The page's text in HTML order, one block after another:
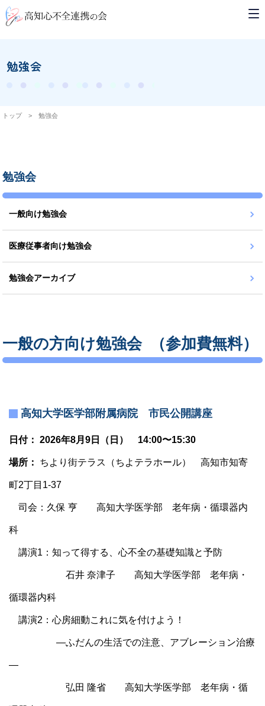
勉強会
トップ> 勉強会
勉強会
一般向け勉強会
医療従事者向け勉強会
勉強会アーカイブ
一般の方向け勉強会 （参加費無料）
高知大学医学部附属病院 市民公開講座
日付： 2026年8月9日（日） 14:00〜15:30
場所： ちより街テラス（ちよテラホール） 高知市知寄
町2丁目1-37
司会：久保 亨 高知大学医学部 老年病・循環器内
科
講演1：知って得する、心不全の基礎知識と予防
石井 奈津子 高知大学医学部 老年病・
循環器内科
講演2：心房細動これに気を付けよう！
―ふだんの生活での注意、アブレーション治療
―
弘田 隆省 高知大学医学部 老年病・循